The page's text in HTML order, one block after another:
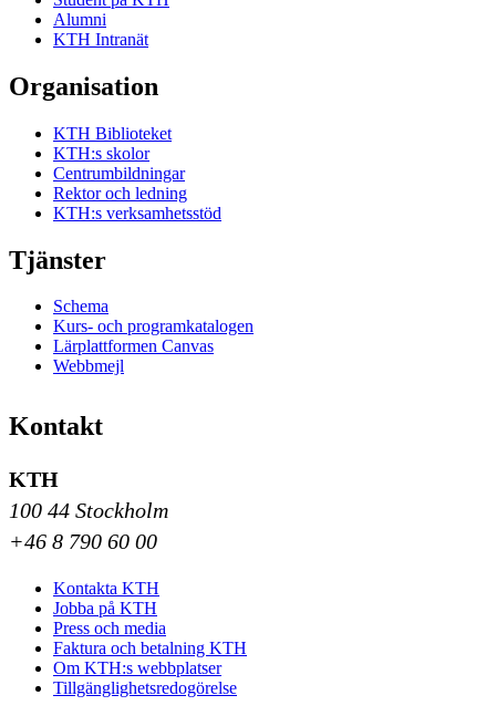
Alumni
KTH Intranät
Organisation
KTH Biblioteket
KTH:s skolor
Centrumbildningar
Rektor och ledning
KTH:s verksamhetsstöd
Tjänster
Schema
Kurs- och programkatalogen
Lärplattformen Canvas
Webbmejl
Kontakt
KTH
100 44 Stockholm
+46 8 790 60 00
Kontakta KTH
Jobba på KTH
Press och media
Faktura och betalning KTH
Om KTH:s webbplatser
Tillgänglighetsredogörelse